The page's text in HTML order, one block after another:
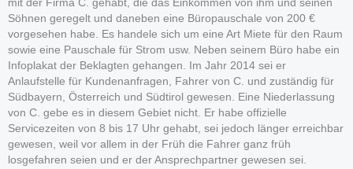
mit der Firma C. gehabt, die das Einkommen von ihm und seinen
Söhnen geregelt und daneben eine Büropauschale von 200 €
vorgesehen habe. Es handele sich um eine Art Miete für den Raum
sowie eine Pauschale für Strom usw. Neben seinem Büro habe ein
Infoplakat der Beklagten gehangen. Im Jahr 2014 sei er
Anlaufstelle für Kundenanfragen, Fahrer von C. und zuständig für
Südbayern, Österreich und Südtirol gewesen. Eine Niederlassung
von C. gebe es in diesem Gebiet nicht. Er habe offizielle
Servicezeiten von 8 bis 17 Uhr gehabt, sei jedoch länger erreichbar
gewesen, weil vor allem in der Früh die Fahrer ganz früh
losgefahren seien und er der Ansprechpartner gewesen sei.